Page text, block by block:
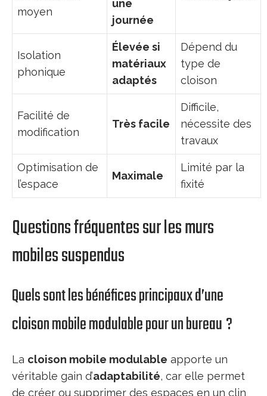
moyen
une
journée
Isolation
phonique
Élevée si
matériaux
adaptés
Dépend du
type de
cloison
Facilité de
modification
Très facile
Difficile,
nécessite des
travaux
Optimisation de
l’espace
Maximale
Limité par la
fixité
Questions fréquentes sur les murs
mobiles suspendus
Quels sont les bénéfices principaux d’une
cloison mobile modulable pour un bureau ?
La cloison mobile modulable apporte un
véritable gain d’adaptabilité, car elle permet
de créer ou supprimer des espaces en un clin